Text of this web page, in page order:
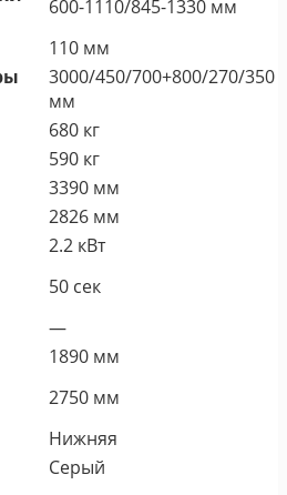
600-1110/845-1330 мм
110 мм
3000/450/700+800/270/350
мм
680 кг
590 кг
3390 мм
2826 мм
2.2 кВт
50 сек
—
1890 мм
2750 мм
Нижняя
Серый